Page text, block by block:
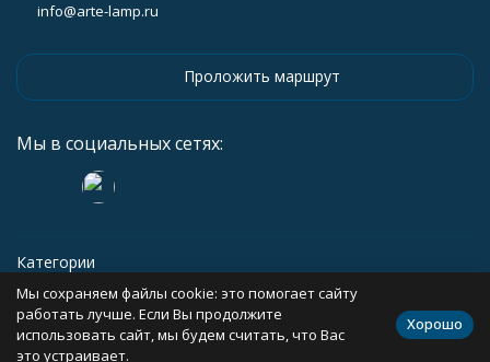
info@arte-lamp.ru
Проложить маршрут
Мы в социальных сетях:
Категории
Информация
Мы сохраняем файлы cookie: это помогает сайту
работать лучше. Если Вы продолжите
использовать сайт, мы будем считать, что Вас
это устраивает.
Хорошо